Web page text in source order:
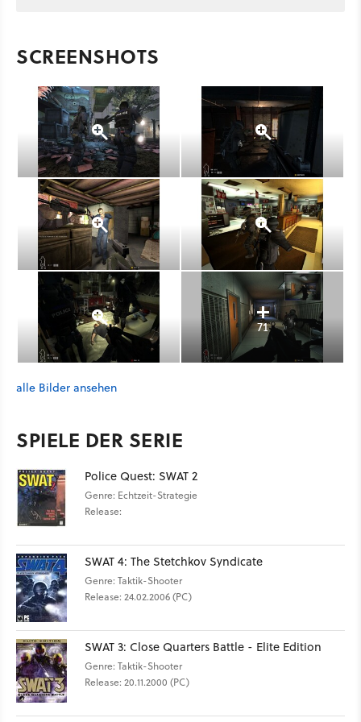
SCREENSHOTS
71
alle Bilder ansehen
SPIELE DER SERIE
Police Quest: SWAT 2
Genre: Echtzeit-Strategie
Release:
SWAT 4: The Stetchkov Syndicate
Genre: Taktik-Shooter
Release: 24.02.2006 (PC)
SWAT 3: Close Quarters Battle - Elite Edition
Genre: Taktik-Shooter
Release: 20.11.2000 (PC)